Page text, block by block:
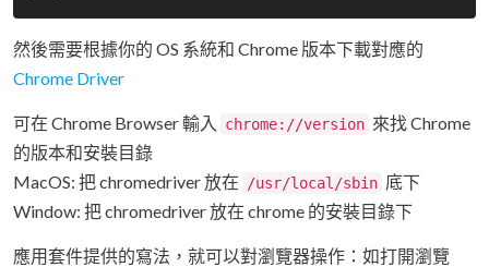
然後需要根據你的 OS 系統和 Chrome 版本下載對應的
Chrome Driver
可在 Chrome Browser 輸入 chrome://version 來找 Chrome
的版本和安裝目錄
MacOS: 把 chromedriver 放在
/usr/local/sbin 底下
Window: 把 chromedriver 放在 chrome 的安裝目錄下
應用套件提供的寫法，就可以對瀏覽器操作：如打開瀏覽